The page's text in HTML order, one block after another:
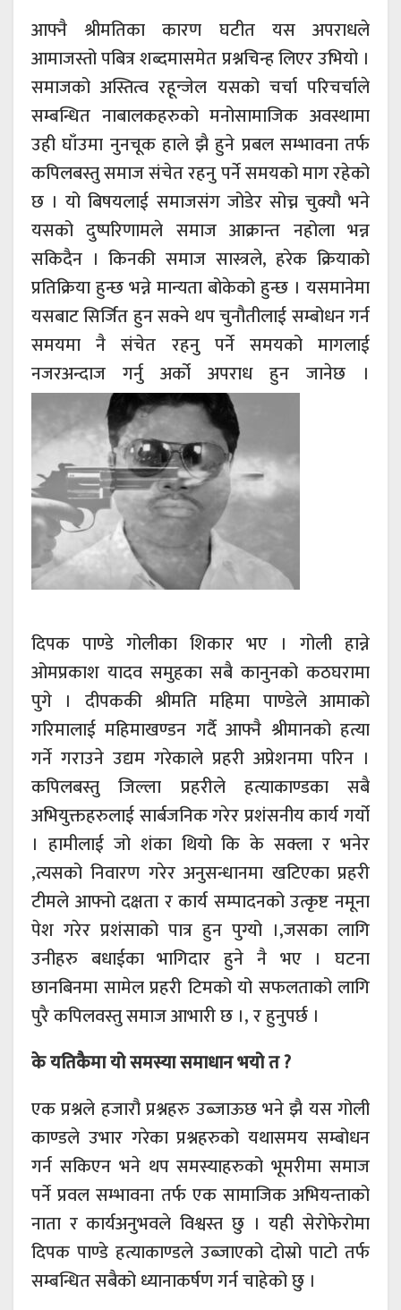
आफ्नै श्रीमतिका कारण घटीत यस अपराधले
आमाजस्तो पबित्र शब्दमासमेत प्रश्नचिन्ह लिएर उभियो ।
समाजको अस्तित्व रहून्जेल यसको चर्चा परिचर्चाले
सम्बन्धित नाबालकहरुको मनोसामाजिक अवस्थामा
उही घाँउमा नुनचूक हाले झै हुने प्रबल सम्भावना तर्फ
कपिलबस्तु समाज संचेत रहनु पर्ने समयको माग रहेको
छ । यो बिषयलाई समाजसंग जोडेर सोच्न चुक्यौ भने
यसको दुष्परिणामले समाज आक्रान्त नहोला भन्न
सकिदैन । किनकी समाज सास्त्रले, हरेक क्रियाको
प्रतिक्रिया हुन्छ भन्ने मान्यता बोकेको हुन्छ । यसमानेमा
यसबाट सिर्जित हुन सक्ने थप चुनौतीलाई सम्बोधन गर्न
समयमा नै संचेत रहनु पर्ने समयको मागलाई
नजरअन्दाज गर्नु अर्को अपराध हुन जानेछ ।
दिपक पाण्डे गोलीका शिकार भए । गोली हान्ने
ओमप्रकाश यादव समुहका सबै कानुनको कठघरामा
पुगे । दीपककी श्रीमति महिमा पाण्डेले आमाको
गरिमालाई महिमाखण्डन गर्दै आफ्नै श्रीमानको हत्या
गर्ने गराउने उद्यम गरेकाले प्रहरी अप्रेशनमा परिन ।
कपिलबस्तु जिल्ला प्रहरीले हत्याकाण्डका सबै
अभियुक्तहरुलाई सार्बजनिक गरेर प्रशंसनीय कार्य गर्यो
। हामीलाई जो शंका थियो कि के सक्ला र भनेर
,त्यसको निवारण गरेर अनुसन्धानमा खटिएका प्रहरी
टीमले आफ्नो दक्षता र कार्य सम्पादनको उत्कृष्ट नमूना
पेश गरेर प्रशंसाको पात्र हुन पुग्यो ।,जसका लागि
उनीहरु बधाईका भागिदार हुने नै भए । घटना
छानबिनमा सामेल प्रहरी टिमको यो सफलताको लागि
पुरै कपिलवस्तु समाज आभारी छ ।, र हुनुपर्छ ।
के यतिकैमा यो समस्या समाधान भयो त ?
एक प्रश्नले हजारौ प्रश्नहरु उब्जाऊछ भने झै यस गोली
काण्डले उभार गरेका प्रश्नहरुको यथासमय सम्बोधन
गर्न सकिएन भने थप समस्याहरुको भूमरीमा समाज
पर्ने प्रवल सम्भावना तर्फ एक सामाजिक अभियन्ताको
नाता र कार्यअनुभवले विश्वस्त छु । यही सेरोफेरोमा
दिपक पाण्डे हत्याकाण्डले उब्जाएको दोस्रो पाटो तर्फ
सम्बन्धित सबैको ध्यानाकर्षण गर्न चाहेको छु ।